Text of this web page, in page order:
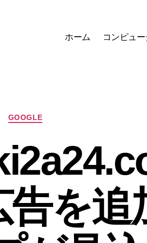
ホーム コンピュ
カ
テ
リ
ー
GOOGLE
を追